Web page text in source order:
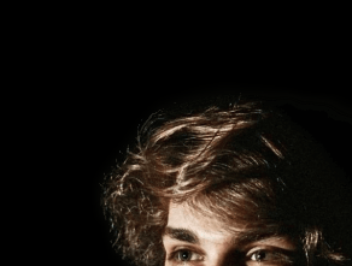
ДМИТРИЙ КОБЕЛЕВ ВИТАЛИЙ ВИШНЯКОВ